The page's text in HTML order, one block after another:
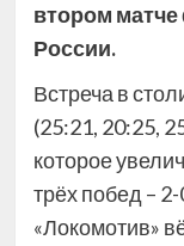
втором
России.
Встреча в
(25:21, 20:25,
которое
трёх побед –
«Локомотив»